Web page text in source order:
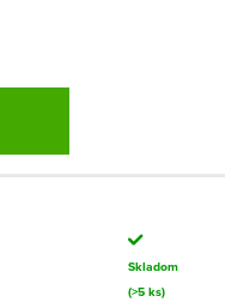
Skladom
(>5 ks)